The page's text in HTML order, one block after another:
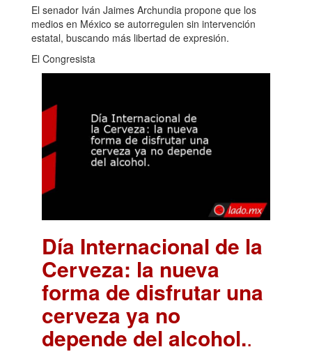
El senador Iván Jaimes Archundia propone que los
medios en México se autorregulen sin intervención
estatal, buscando más libertad de expresión.
El Congresista
Día Internacional de la
Cerveza: la nueva
forma de disfrutar una
cerveza ya no
depende del alcohol..